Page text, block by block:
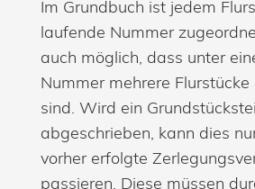
Im Grundbuch ist jedem
laufende Nummer
auch möglich, dass unter
Nummer mehrere
sind. Wird ein
abgeschrieben, kann dies
vorher erfolgte
passieren. Diese müssen